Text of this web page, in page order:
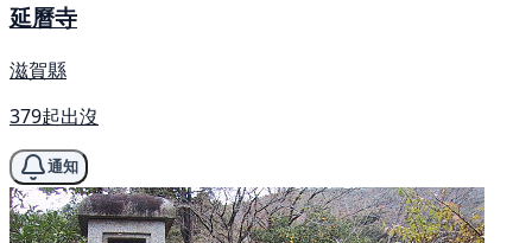
延曆寺
滋賀縣
379起出沒
通知